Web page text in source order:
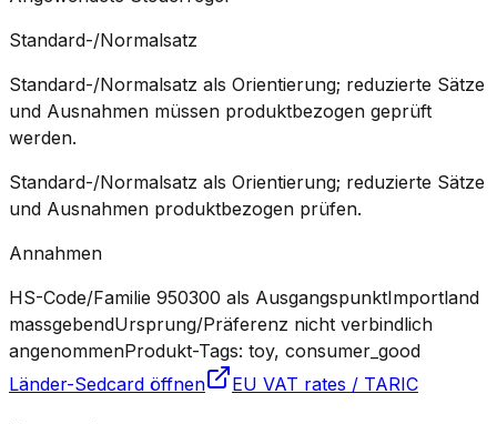
Standard-/Normalsatz
Standard-/Normalsatz als Orientierung; reduzierte Sätze
und Ausnahmen müssen produktbezogen geprüft
werden.
Standard-/Normalsatz als Orientierung; reduzierte Sätze
und Ausnahmen produktbezogen prüfen.
Annahmen
HS-Code/Familie 950300 als AusgangspunktImportland
massgebendUrsprung/Präferenz nicht verbindlich
angenommenProdukt-Tags: toy, consumer_good
Länder-Sedcard öffnen
EU VAT rates / TARIC